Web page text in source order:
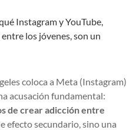
Instagram y YouTube,
los jóvenes, son un
coloca a Meta (Instagram)
acusación fundamental:
de crear adicción entre
efecto secundario, sino una